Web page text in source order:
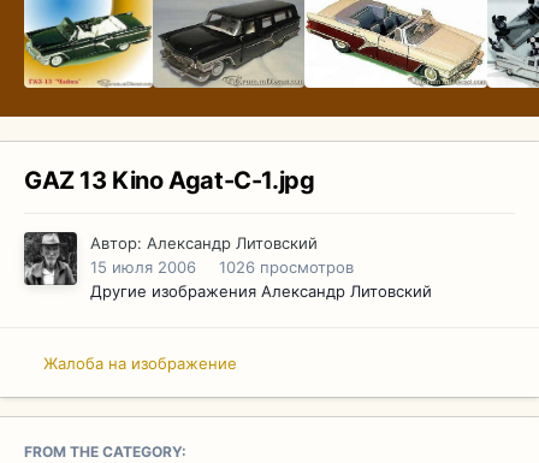
GAZ 13 Kino Agat-C-1.jpg
Автор: Александр Литовский
15 июля 2006
1026 просмотров
Другие изображения Александр Литовский
Жалоба на изображение
FROM THE CATEGORY: